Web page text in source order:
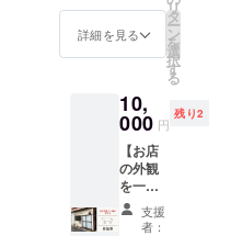
材料は
こちら
※有効期
限は、
プロ
ジェク
ト終了
から半
年間と
なりま
どこか1
日での
希望の
お日に
ちをオ
プショ
ンより
選択く
ださ
い！ ■
提供す
るドリ
ンク」
を一緒
て魅力
的なお
店にし
ましょ
う！ あ
なたの
好きな
ドリン
詳細を見る
リ
タ
ー
ン
を
選
択
す
る
10,
000 円
残り2
【お店
の外観
を一緒
に考え
る券】
支援
者：